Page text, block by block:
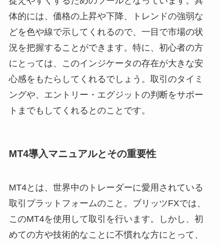
体的には、価格の上昇や下降、トレンドの強弱な
どを色や線で示してくれるので、一目で市場の状
況を把握することができます。特に、初心者の方
にとっては、このインジケータの存在が大きな安
心感をもたらしてくれるでしょう。取引のタイミ
ングや、エントリー・エグジットの判断をサポー
トまでもしてくれるとのことです。
MT4導入マニュアルとその重要性
MT4とは、世界中のトレーダーに愛用されている
取引プラットフォームのこと。ブリッツFXでは、
このMT4を使用して取引を行います。しかし、初
めての方や技術的なことに不慣れな方にとって、